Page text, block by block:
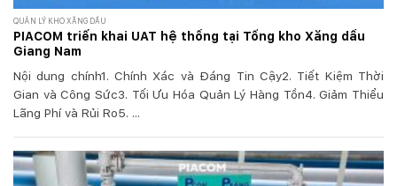
QUẢN LÝ KHO XĂNG DẦU
PIACOM triển khai UAT hệ thống tại Tổng kho Xăng dầu
Giang Nam
Nội dung chính1. Chính Xác và Đáng Tin Cậy2. Tiết Kiệm Thời
Gian và Công Sức3. Tối Ưu Hóa Quản Lý Hàng Tồn4. Giảm Thiểu
Lãng Phí và Rủi Ro5. ...